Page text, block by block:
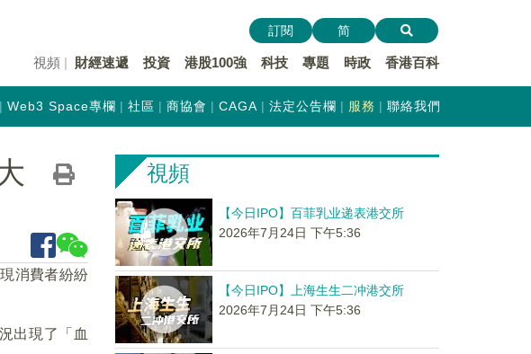
視頻 財經速遞 投資 港股100強 科技 專題 時政 香港百科
訂閱 简
Web3 Space專欄 社區 商協會 CAGA 法定公告欄 服務 聯絡我們
消費者紛紛
出現了「血
視頻
【今日IPO】百菲乳业递表港交所
2026年7月24日 下午5:36
【今日IPO】上海生生二冲港交所
2026年7月24日 下午5:36